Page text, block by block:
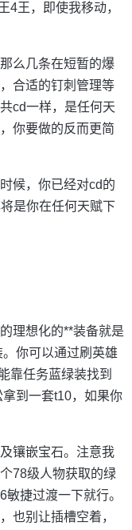
4王，即使我移动，
么几条在短暂的爆
合适的钉刺管理等
cd一样，是任何天
你要做的反而更简
候，你已经对cd的
是你在任何天赋下
理想化的**装备就是
你可以通过刷英雄
靠任务蓝绿装找到
到一套t10，如果你
镶嵌宝石。注意我
78级人物获取的绿
捷过渡一下就行。
也别让插槽空着，